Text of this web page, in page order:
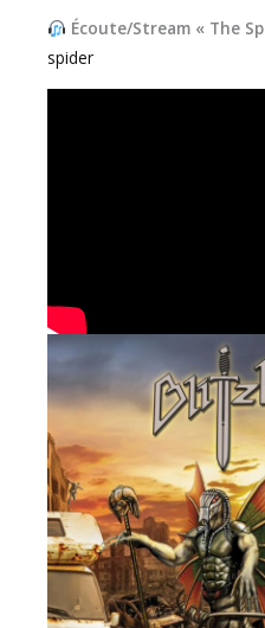
Écoute/Stream « The
spider